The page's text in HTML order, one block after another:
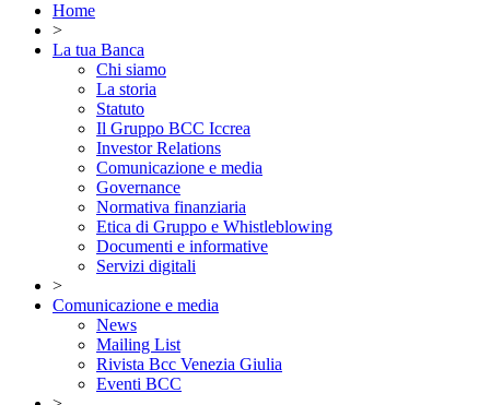
Home
>
La tua Banca
Chi siamo
La storia
Statuto
Il Gruppo BCC Iccrea
Investor Relations
Comunicazione e media
Governance
Normativa finanziaria
Etica di Gruppo e Whistleblowing
Documenti e informative
Servizi digitali
>
Comunicazione e media
News
Mailing List
Rivista Bcc Venezia Giulia
Eventi BCC